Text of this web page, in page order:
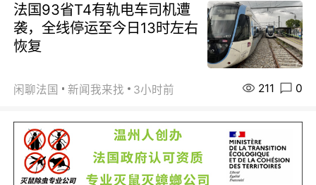
法国93省T4有轨电车司机遭
袭，全线停运至今日13时左右
恢复
闲聊法国 新闻我来找 3小时前 211 0